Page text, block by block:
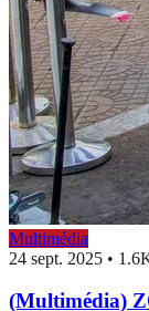
Multimédia
24 sept. 2025 •
(Multimédia)